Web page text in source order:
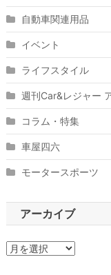
自動車関連用品
イベント
ライフスタイル
週刊Car&レジャー
コラム・特集
車屋四六
モータースポーツ
アーカイブ
ア